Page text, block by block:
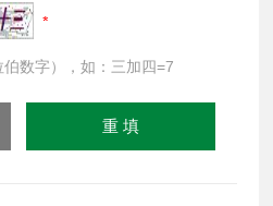
数字），如：三加四=7